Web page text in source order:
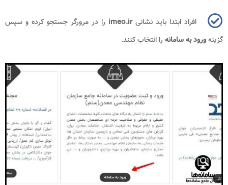
افراد ابتدا باید نشانیimeo.ir را در مرورگر جستجو کرده و سپس
گزینهورود به سامانه را انتخاب کنند.